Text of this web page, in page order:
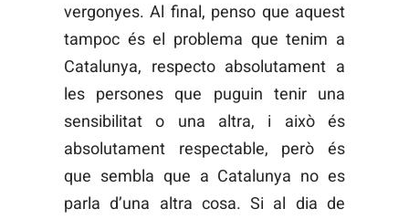
vergonyes. Al final, penso que aquest
tampoc és el problema que tenim a
Catalunya, respecto absolutament a
les persones que puguin tenir una
sensibilitat o una altra, i això és
absolutament respectable, però és
que sembla que a Catalunya no es
parla d’una altra cosa. Si al dia de